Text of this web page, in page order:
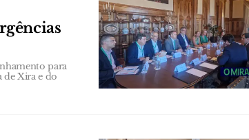
para
de Xira e do